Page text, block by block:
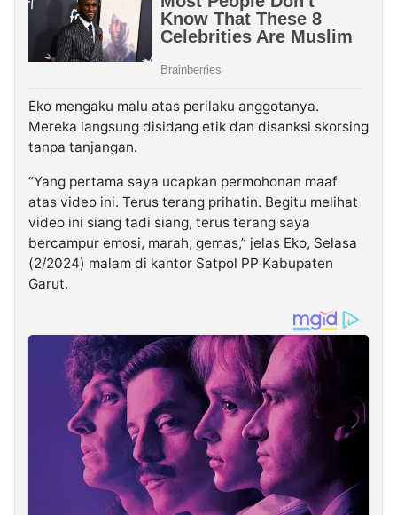
Eko mengaku malu atas perilaku anggotanya.
Mereka langsung disidang etik dan disanksi skorsing
tanpa tanjangan.
“Yang pertama saya ucapkan permohonan maaf
atas video ini. Terus terang prihatin. Begitu melihat
video ini siang tadi siang, terus terang saya
bercampur emosi, marah, gemas,” jelas Eko, Selasa
(2/2024) malam di kantor Satpol PP Kabupaten
Garut.